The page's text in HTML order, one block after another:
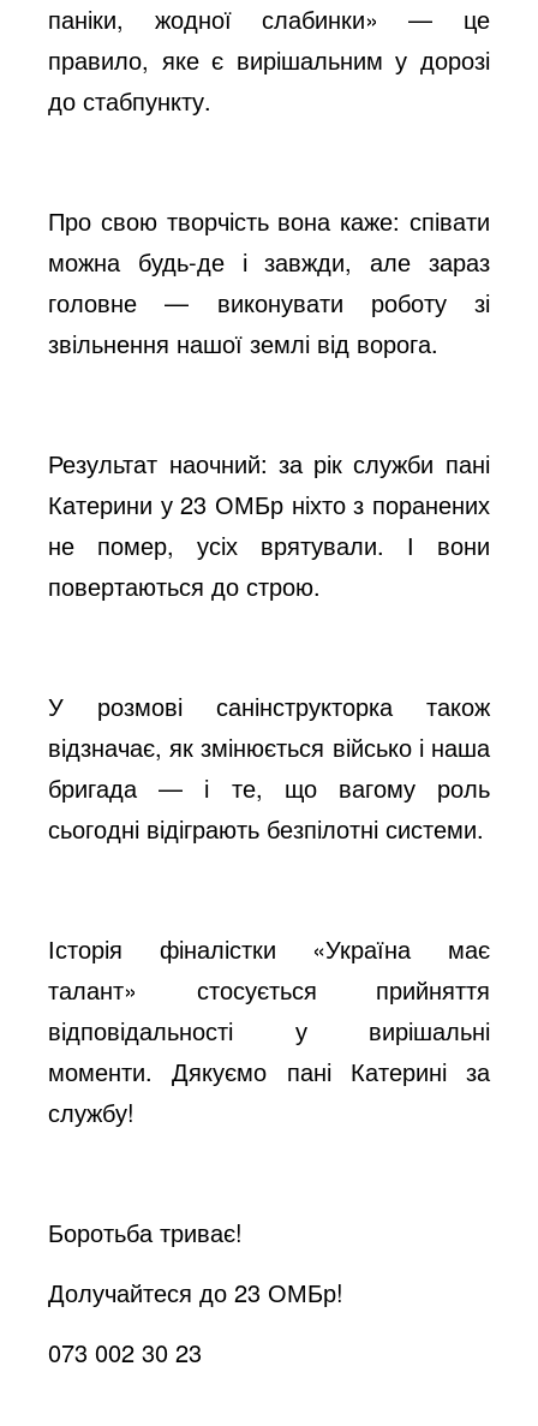
паніки, жодної слабинки» — це
правило, яке є вирішальним у дорозі
до стабпункту.
Про свою творчість вона каже: співати
можна будь-де і завжди, але зараз
головне — виконувати роботу зі
звільнення нашої землі від ворога.
Результат наочний: за рік служби пані
Катерини у 23 ОМБр ніхто з поранених
не помер, усіх врятували. І вони
повертаються до строю.
У розмові санінструкторка також
відзначає, як змінюється військо і наша
бригада — і те, що вагому роль
сьогодні відіграють безпілотні системи.
Історія фіналістки «Україна має
талант» стосується прийняття
відповідальності у вирішальні
моменти. Дякуємо пані Катерині за
службу!
Боротьба триває!
Долучайтеся до 23 ОМБр!
073 002 30 23